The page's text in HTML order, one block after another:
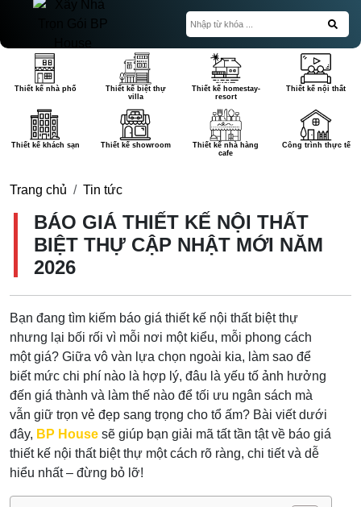
Thiết kế nhà phố
Thiết kế biệt thự
villa
Thiết kế homestay-
resort
Thiết kế nội thất
Thiết kế khách sạn Thiết kế showroom
Thiết kế nhà hàng
cafe
Công trình thực tế
Trang chủ Tin tức
BÁO GIÁ THIẾT KẾ NỘI THẤT
BIỆT THỰ CẬP NHẬT MỚI NĂM
2026
Bạn đang tìm kiếm báo giá thiết kế nội thất biệt thự
nhưng lại bối rối vì mỗi nơi một kiểu, mỗi phong cách
một giá? Giữa vô vàn lựa chọn ngoài kia, làm sao để
biết mức chi phí nào là hợp lý, đâu là yếu tố ảnh hưởng
đến giá thành và làm thế nào để tối ưu ngân sách mà
vẫn giữ trọn vẻ đẹp sang trọng cho tổ ấm? Bài viết dưới
đây, BP House sẽ giúp bạn giải mã tất tần tật về báo giá
thiết kế nội thất biệt thự một cách rõ ràng, chi tiết và dễ
hiểu nhất – đừng bỏ lỡ!